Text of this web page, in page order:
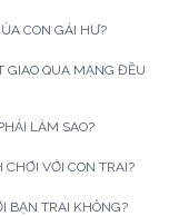
CON GÁI HƯ?
GIAO QUA MẠNG ĐỀU
LÀM SAO?
VỚI CON TRAI?
BẠN TRAI KHÔNG?